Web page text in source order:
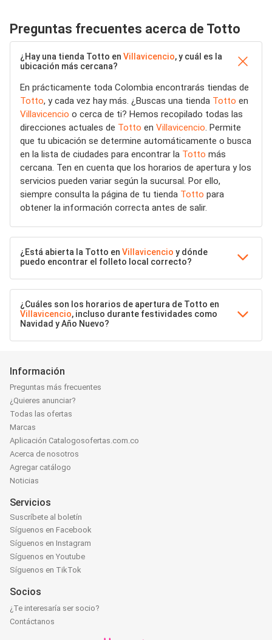
Preguntas frecuentes acerca de Totto
¿Hay una tienda Totto en Villavicencio, y cuál es la
ubicación más cercana?
En prácticamente toda Colombia encontrarás tiendas de
Totto, y cada vez hay más. ¿Buscas una tienda Totto en
Villavicencio o cerca de ti? Hemos recopilado todas las
direcciones actuales de Totto en Villavicencio. Permite
que tu ubicación se determine automáticamente o busca
en la lista de ciudades para encontrar la Totto más
cercana. Ten en cuenta que los horarios de apertura y los
servicios pueden variar según la sucursal. Por ello,
siempre consulta la página de tu tienda Totto para
obtener la información correcta antes de salir.
¿Está abierta la Totto en Villavicencio y dónde
puedo encontrar el folleto local correcto?
¿Cuáles son los horarios de apertura de Totto en
Villavicencio, incluso durante festividades como
Navidad y Año Nuevo?
Información
Preguntas más frecuentes
¿Quieres anunciar?
Todas las ofertas
Marcas
Aplicación Catalogosofertas.com.co
Acerca de nosotros
Agregar catálogo
Noticias
Servicios
Suscríbete al boletín
Síguenos en Facebook
Síguenos en Instagram
Síguenos en Youtube
Síguenos en TikTok
Socios
¿Te interesaría ser socio?
Contáctanos